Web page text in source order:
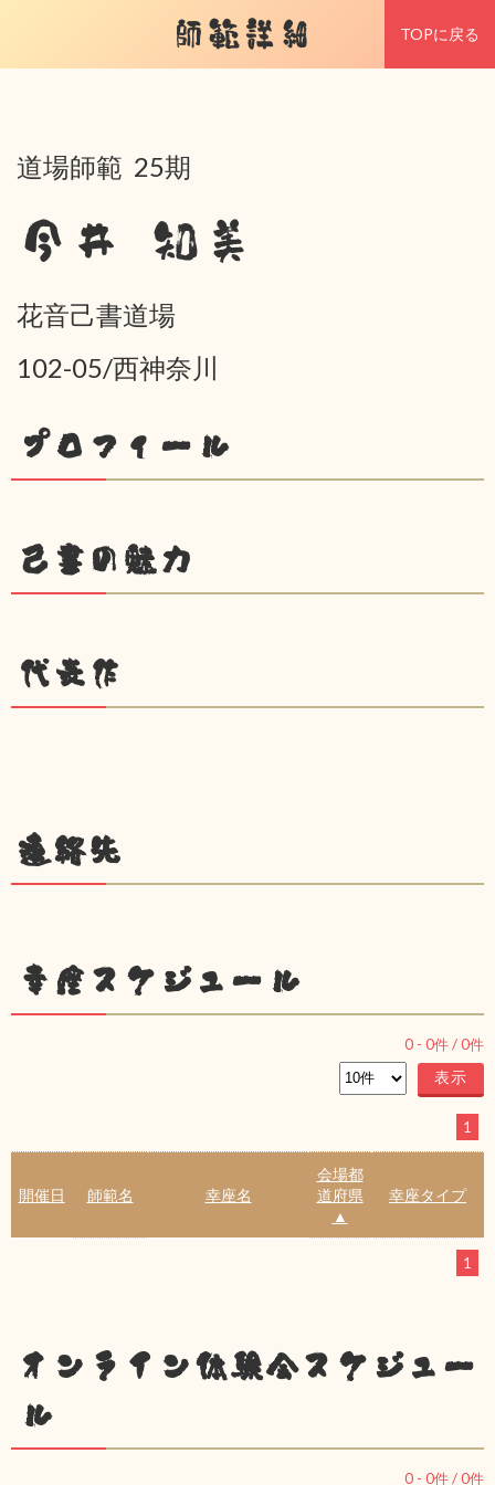
師範詳細 TOPに戻る
道場師範 25期
今井 知美
花音己書道場
102-05/西神奈川
プロフィール
己書の魅力
代表作
連絡先
幸座スケジュール
0 - 0件 /0件
1
開催日 師範名 幸座名
会場都
道府県
▲
幸座タイプ
1
オンライン体験会スケジュー
ル
0 - 0件 /0件